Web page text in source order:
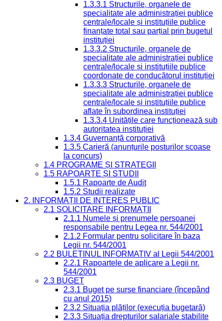
1.3.3.1 Structurile, organele de
specialitate ale administrației publice
centrale/locale și instituțiile publice
finanțate total sau parțial prin bugetul
instituției
1.3.3.2 Structurile, organele de
specialitate ale administrației publice
centrale/locale și instituțiile publice
coordonate de conducătorul instituției
1.3.3.3 Structurile, organele de
specialitate ale administrației publice
centrale/locale și instituțiile publice
aflate în subordinea instituției
1.3.3.4 Unitățile care funcționează sub
autoritatea instituției
1.3.4 Guvernanță corporativă
1.3.5 Carieră (anunțurile posturilor scoase
la concurs)
1.4 PROGRAME ȘI STRATEGII
1.5 RAPOARTE ȘI STUDII
1.5.1 Rapoarte de Audit
1.5.2 Studii realizate
2. INFORMAȚII DE INTERES PUBLIC
2.1 SOLICITARE INFORMAȚII
2.1.1 Numele și prenumele persoanei
responsabile pentru Legea nr. 544/2001
2.1.2 Formular pentru solicitare în baza
Legii nr. 544/2001
2.2 BULETINUL INFORMATIV al Legii 544/2001
2.2.1 Rapoartele de aplicare a Legii nr.
544/2001
2.3 BUGET
2.3.1 Buget pe surse financiare (începând
cu anul 2015)
2.3.2 Situația plăților (execuția bugetară)
2.3.3 Situația drepturilor salariale stabilite